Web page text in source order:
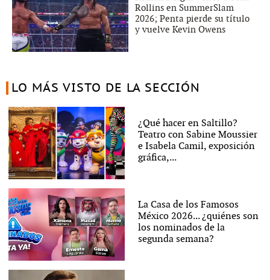
Rollins en SummerSlam
2026; Penta pierde su título
y vuelve Kevin Owens
LO MÁS VISTO DE LA SECCIÓN
¿Qué hacer en Saltillo?
Teatro con Sabine Moussier
e Isabela Camil, exposición
gráfica,...
La Casa de los Famosos
México 2026... ¿quiénes son
los nominados de la
segunda semana?